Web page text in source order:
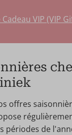
VIP (VIP
offres
périodes de